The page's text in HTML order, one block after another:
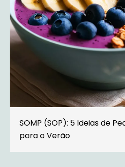
SOMP (SOP): 5 Ideias de
para o Verão